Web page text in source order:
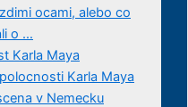
ocami, alebo co
o …
Karla Maya
Karla Maya
v Nemecku